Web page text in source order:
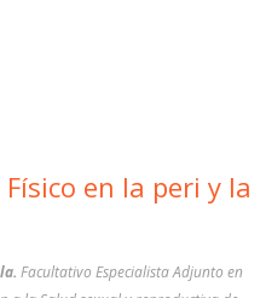
en la peri y la
Facultativo Especialista Adjunto en